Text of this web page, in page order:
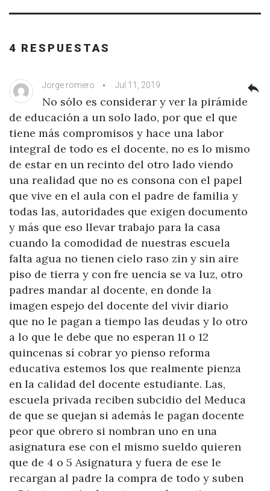
4 RESPUESTAS
Jorge romero Jul 11, 2019
No sólo es considerar y ver la pirámide
de educación a un solo lado, por que el que
tiene más compromisos y hace una labor
integral de todo es el docente, no es lo mismo
de estar en un recinto del otro lado viendo
una realidad que no es consona con el papel
que vive en el aula con el padre de familia y
todas las, autoridades que exigen documento
y más que eso llevar trabajo para la casa
cuando la comodidad de nuestras escuela
falta agua no tienen cielo raso zin y sin aire
piso de tierra y con fre uencia se va luz, otro
padres mandar al docente, en donde la
imagen espejo del docente del vivir diario
que no le pagan a tiempo las deudas y lo otro
a lo que le debe que no esperan 11 o 12
quincenas sí cobrar yo pienso reforma
educativa estemos los que realmente pienza
en la calidad del docente estudiante. Las,
escuela privada reciben subcidio del Meduca
de que se quejan si además le pagan docente
peor que obrero si nombran uno en una
asignatura ese con el mismo sueldo quieren
que de 4 o 5 Asignatura y fuera de ese le
recargan al padre la compra de todo y suben
reply